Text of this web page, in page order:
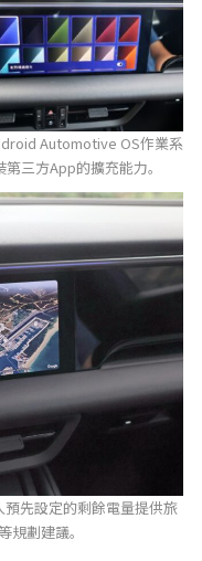
Automotive OS作業系
三方App的擴充能力。
先設定的剩餘電量提供旅
規劃建議。